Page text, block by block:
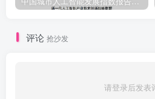
评论 抢沙发
请登录后发表